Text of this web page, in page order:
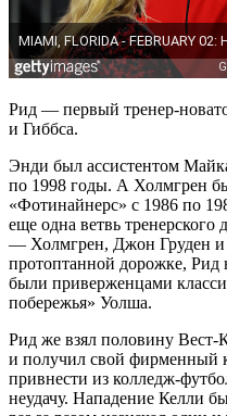
Рид — первый тренер-
и Гиббса.
Энди был ассистентом
по 1998 годы. А Холмгрен
«Фотинайнерс» с 1986 по
еще одна ветвь
— Холмгрен, Джон Груден
протоптанной дорожке, Рид
были приверженцами
побережья» Уолша.
Рид же взял половину Вест-
и получил свой фирменный
привнести из колледж-
неудачу. Нападение Келли